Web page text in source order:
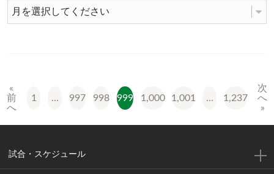
«
前
へ
1 … 997 998 999 1,000 1,001 … 1,237
次
へ
»
試合・スケジュール